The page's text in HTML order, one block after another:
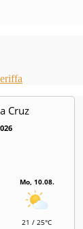
Cruz
Mo, 10.08.
21 / 25°C